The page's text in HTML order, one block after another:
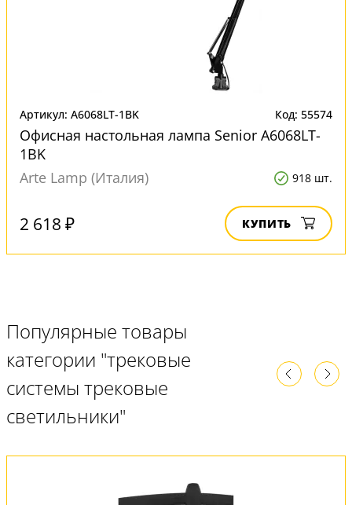
Артикул: A6068LT-1BK Код: 55574
Офисная настольная лампа Senior A6068LT-
1BK
Arte Lamp (Италия)
918 шт.
2 618 ₽ КУПИТЬ
Популярные товары
категории "трековые
системы трековые
светильники"